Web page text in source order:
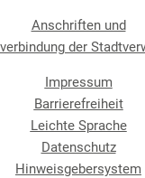
Anschriften und
der
Impressum
Barrierefreiheit
Leichte Sprache
Datenschutz
Hinweisgebersystem